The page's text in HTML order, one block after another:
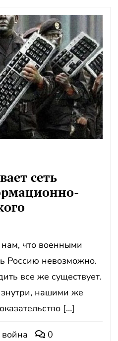
сеть
что военными
Россию невозможно.
все же существует.
нашими же
[…]
0